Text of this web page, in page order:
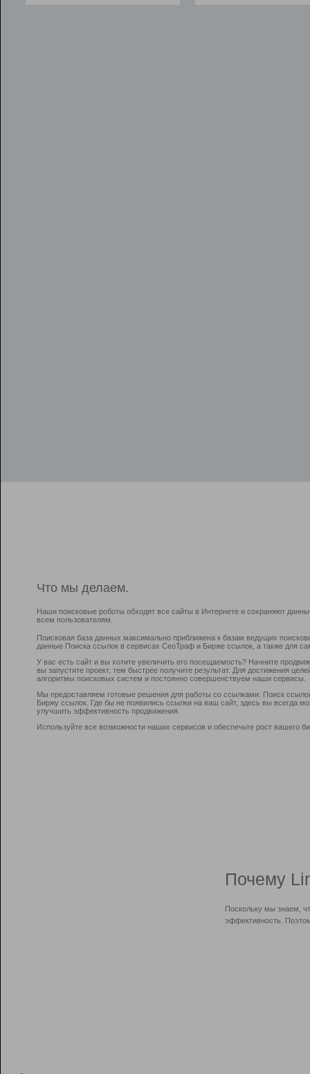
Что мы делаем.
Наши поисковые роботы обходят все сайты в Интернете и сохраняют
всем пользователям.
Поисковая база данных максимально приближена к базам ведущих
данные Поиска ссылок в сервисах СеоТраф и Бирже ссылок, а также для
У вас есть сайт и вы хотите увеличить его посещаемость? Начните
вы запустите проект, тем быстрее получите результат. Для достижения
алгоритмы поисковых систем и постоянно совершенствуем наши сервисы.
Мы предоставляем готовые решения для работы со ссылками: Поиск
Биржу ссылок. Где бы не появились ссылки на ваш сайт, здесь вы всегда
улучшить эффективность продвижения.
Используйте все возможности наших сервисов и обеспечьте рост вашего
Почему
Поскольку мы знаем,
эффективность.